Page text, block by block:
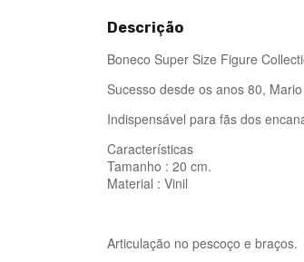
Descrição
Boneco Super Size Figure
Sucesso desde os anos 80,
Indispensável para fãs dos
Características
Tamanho : 20 cm.
Material : Vinil
Articulação no pescoço e braços.